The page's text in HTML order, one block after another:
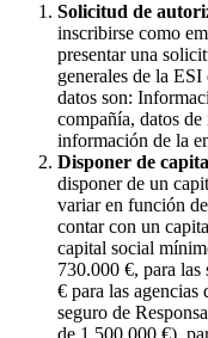
Solicitud de
inscribirse como
presentar una
generales de la
datos son:
compañía, datos
información de la
Disponer de
disponer de un
variar en función
contar con un
capital social
730.000 €, para
€ para las
seguro de